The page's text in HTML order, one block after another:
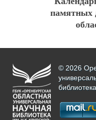
памятных
© 2026